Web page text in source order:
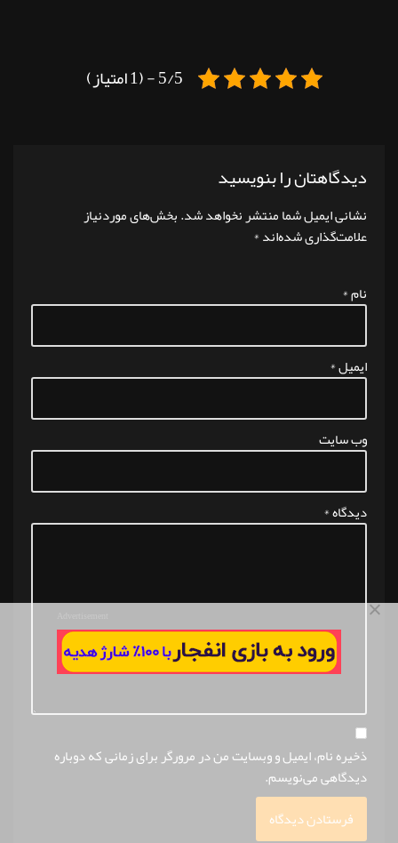
5/5 - (1 امتیاز)
دیدگاهتان را بنویسید
نشانی ایمیل شما منتشر نخواهد شد.بخش‌های موردنیاز
علامت‌گذاری شده‌اند*
نام*
ایمیل*
وب‌ سایت
دیدگاه*
ذخیره نام، ایمیل و وبسایت من در مرورگر برای زمانی که دوباره
دیدگاهی می‌نویسم.